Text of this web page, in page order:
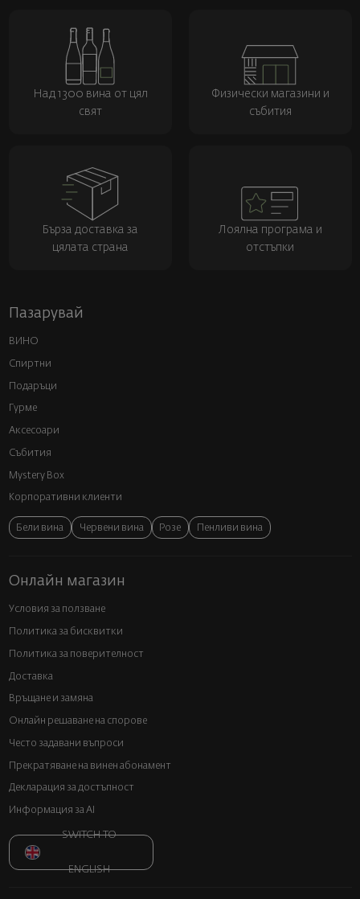
Над 1300 вина от цял
свят
Физически магазини и
събития
Бърза доставка за
цялата страна
Лоялна програма и
отстъпки
Пазарувай
ВИНО
Спиртни
Подаръци
Гурме
Аксесоари
Събития
Mystery Box
Корпоративни клиенти
Бели вина Червени вина Розе Пенливи вина
Онлайн магазин
Условия за ползване
Политика за бисквитки
Политика за поверителност
Доставка
Връщане и замяна
Онлайн решаване на спорове
Често задавани въпроси
Прекратяване на винен абонамент
Декларация за достъпност
Информация за AI
SWITCH TO
ENGLISH